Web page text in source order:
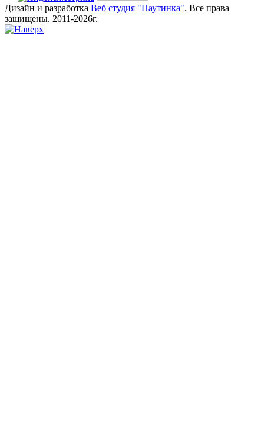
Дизайн и разработка Веб студия "Паутинка". Все права
защищены. 2011-2026г.